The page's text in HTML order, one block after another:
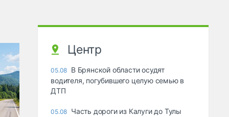
Центр
05.08 В Брянской области осудят
водителя, погубившего целую семью в
ДТП
05.08 Часть дороги из Калуги до Тулы